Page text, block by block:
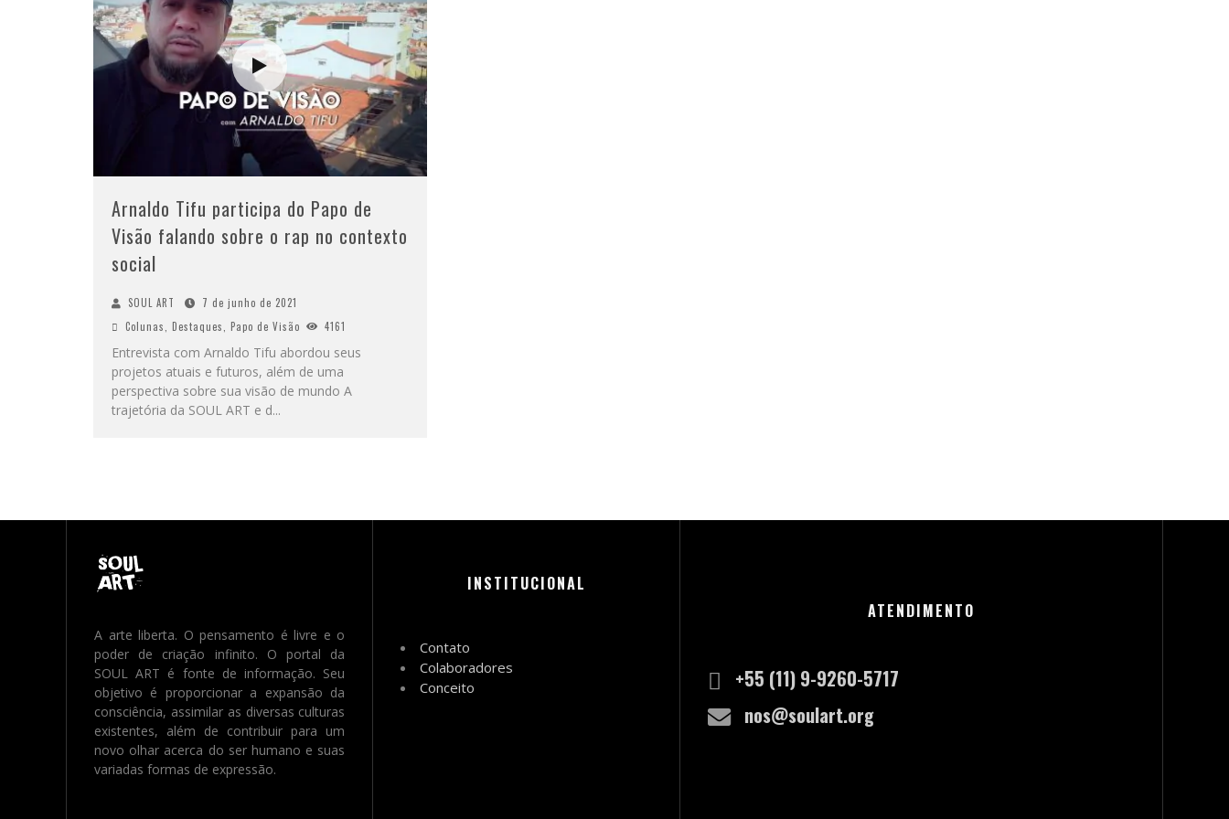
Arnaldo Tifu participa do Papo de
Visão falando sobre o rap no contexto
social
SOUL ART
7 de junho de 2021
Colunas
Destaques Papo de Visão 4161
Entrevista com Arnaldo Tifu abordou seus
projetos atuais e futuros, além de uma
perspectiva sobre sua visão de mundo A
trajetória da SOUL ART e d...
A arte liberta. O pensamento é livre e o
poder de criação infinito. O portal da
SOUL ART é fonte de informação. Seu
objetivo é proporcionar a expansão da
consciência, assimilar as diversas culturas
existentes, além de contribuir para um
novo olhar acerca do ser humano e suas
variadas formas de expressão.
INSTITUCIONAL
Contato
Colaboradores
Conceito
ATENDIMENTO
+55 (11) 9-9260-5717
nos@soulart.org